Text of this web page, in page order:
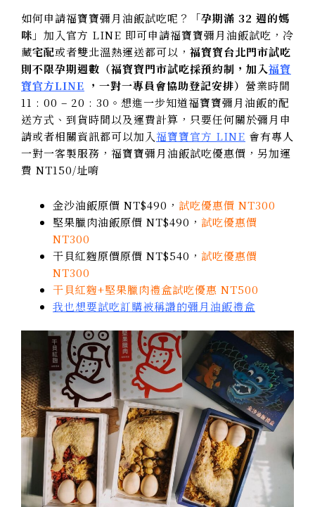
如何申請福寶寶彌月油飯試吃呢？「孕期滿 32 週的媽
咪 」加入官方 LINE 即可申請福寶寶彌月油飯試吃，冷
藏宅配或者雙北溫熱運送都可以， 福寶寶台北門市試吃
則不限孕期週數（福寶寶門市試吃採預約制，加入福寶
寶官方LINE ，一對一專員會協助登記安排） 營業時間
11 : 00 – 20 : 30。想進一步知道福寶寶彌月油飯的配
送方式、到貨時間以及運費計算，只要任何關於彌月申
請或者相關資訊都可以加入福寶寶官方 LINE 會有專人
一對一客製服務，福寶寶彌月油飯試吃優惠價，另加運
費 NT150/址唷
金沙油飯原價 NT$490， 試吃優惠價 NT300
堅果臘肉油飯原價 NT$490， 試吃優惠價
NT300
干貝紅麴原價原價 NT$540， 試吃優惠價
NT300
干貝紅麴+堅果臘肉禮盒試吃優惠 NT500
我也想要試吃訂購被稱讚的彌月油飯禮盒